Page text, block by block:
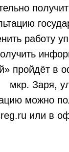
работу
пройдёт в
мкр. Заря,
можно
или в